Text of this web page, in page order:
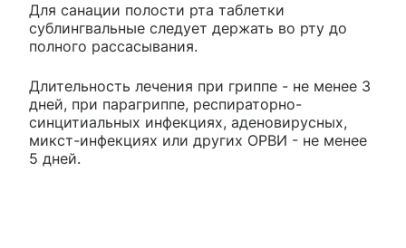
Для санации полости рта таблетки
сублингвальные следует держать во рту до
полного рассасывания.
Длительность лечения при гриппе - не менее 3
дней, при парагриппе, респираторно-
синцитиальных инфекциях, аденовирусных,
микст-инфекциях или других ОРВИ - не менее
5 дней.